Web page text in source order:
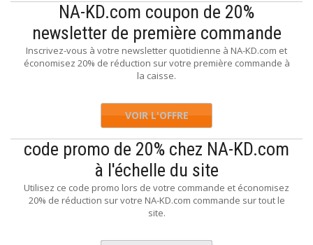
NA-KD.com coupon de 20%
newsletter de première commande
Inscrivez-vous à votre newsletter quotidienne à NA-KD.com et
économisez 20% de réduction sur votre première commande à
la caisse.
VOIR L'OFFRE
code promo de 20% chez NA-KD.com
à l'échelle du site
Utilisez ce code promo lors de votre commande et économisez
20% de réduction sur votre NA-KD.com commande sur tout le
site.